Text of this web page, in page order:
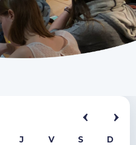
J V S D